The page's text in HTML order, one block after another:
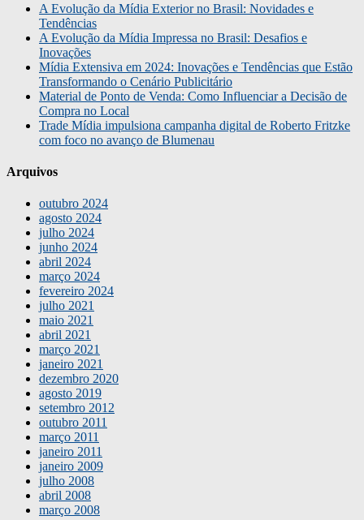
A Evolução da Mídia Exterior no Brasil: Novidades e
Tendências
A Evolução da Mídia Impressa no Brasil: Desafios e
Inovações
Mídia Extensiva em 2024: Inovações e Tendências que Estão
Transformando o Cenário Publicitário
Material de Ponto de Venda: Como Influenciar a Decisão de
Compra no Local
Trade Mídia impulsiona campanha digital de Roberto Fritzke
com foco no avanço de Blumenau
Arquivos
outubro 2024
agosto 2024
julho 2024
junho 2024
abril 2024
março 2024
fevereiro 2024
julho 2021
maio 2021
abril 2021
março 2021
janeiro 2021
dezembro 2020
agosto 2019
setembro 2012
outubro 2011
março 2011
janeiro 2011
janeiro 2009
julho 2008
abril 2008
março 2008